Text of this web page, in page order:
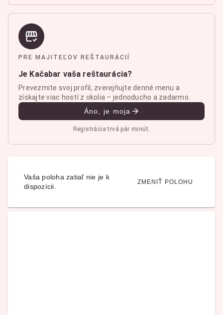
PRE MAJITEĽOV REŠTAURÁCIÍ
Je Kačabar vaša reštaurácia?
Prevezmite svoj profil, zverejňujte denné menu a
získajte viac hostí z okolia – jednoducho a zadarmo.
Áno, je moja
Registrácia trvá pár minút.
Vaša poloha zatiaľ nie je k
dispozícii.
ZMENIŤ POLOHU